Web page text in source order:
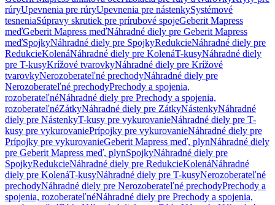
rúryUpevnenia pre rúryUpevnenia pre nástenkySystémové
tesneniaSúpravy skrutiek pre prírubové spojeGeberit Mapress
meďGeberit Mapress meďNáhradné diely pre Geberit Mapress
meďSpojkyNáhradné diely pre SpojkyRedukcieNáhradné diely pre
RedukcieKolenáNáhradné diely pre KolenáT-kusyNáhradné diely
pre T-kusyKrížové tvarovkyNáhradné diely pre Krížové
tvarovkyNerozoberateľné prechodyNáhradné diely pre
Nerozoberateľné prechodyPrechody a spojenia,
rozoberateľnéNáhradné diely pre Prechody a spojenia,
rozoberateľnéZátkyNáhradné diely pre ZátkyNástenkyNáhradné
diely pre NástenkyT-kusy pre vykurovanieNáhradné diely pre T-
kusy pre vykurovaniePrípojky pre vykurovanieNáhradné diely pre
Prípojky pre vykurovanieGeberit Mapress meď, plynNáhradné diely
pre Geberit Mapress meď, plynSpojkyNáhradné diely pre
SpojkyRedukcieNáhradné diely pre RedukcieKolenáNáhradné
diely pre KolenáT-kusyNáhradné diely pre T-kusyNerozoberateľné
prechodyNáhradné diely pre Nerozoberateľné prechodyPrechody a
spojenia, rozoberateľnéNáhradné diely pre Prechody a spojenia,